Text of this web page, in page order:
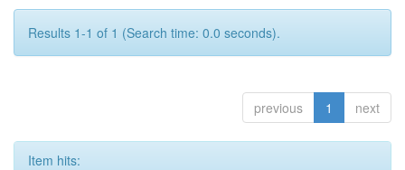
Results 1-1 of 1 (Search time: 0.0 seconds).
previous 1 next
Item hits: